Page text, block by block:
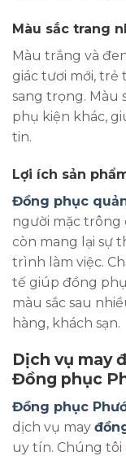
Màu sắc trang
Màu trắng và
giác tươi mới,
sang trọng. Màu
phụ kiện khác,
tin.
Lợi ích sản
Đồng phục
người mặc trông
còn mang lại sự
trình làm việc.
tế giúp đồng
màu sắc sau
hàng, khách sạn.
Dịch vụ may
Đồng phục
Đồng phục
dịch vụ may
uy tín. Chúng tôi